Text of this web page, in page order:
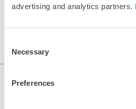
advertising and analytics partners.
Selection
Necessary
Preferences